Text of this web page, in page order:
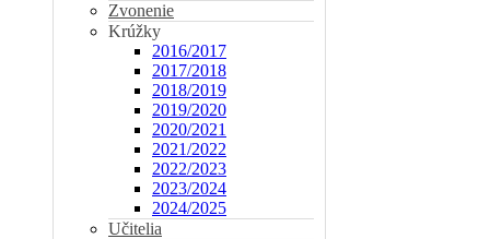
Zvonenie
Krúžky
2016/2017
2017/2018
2018/2019
2019/2020
2020/2021
2021/2022
2022/2023
2023/2024
2024/2025
Učitelia